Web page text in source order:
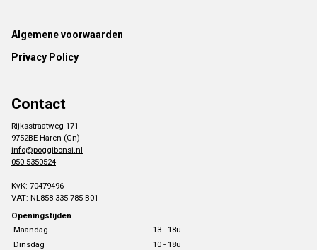
Footer
Algemene voorwaarden
Privacy Policy
Contact
Rijksstraatweg 171
9752BE Haren (Gn)
info@poggibonsi.nl
050-5350524
KvK: 70479496
VAT: NL858 335 785 B01
Openingstijden
Maandag
13 - 18u
Dinsdag
10 - 18u